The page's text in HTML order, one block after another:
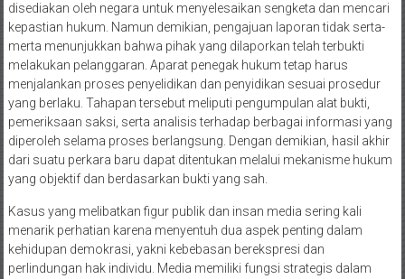
disediakan oleh negara untuk menyelesaikan sengketa dan mencari
kepastian hukum. Namun demikian, pengajuan laporan tidak serta-
merta menunjukkan bahwa pihak yang dilaporkan telah terbukti
melakukan pelanggaran. Aparat penegak hukum tetap harus
menjalankan proses penyelidikan dan penyidikan sesuai prosedur
yang berlaku. Tahapan tersebut meliputi pengumpulan alat bukti,
pemeriksaan saksi, serta analisis terhadap berbagai informasi yang
diperoleh selama proses berlangsung. Dengan demikian, hasil akhir
dari suatu perkara baru dapat ditentukan melalui mekanisme hukum
yang objektif dan berdasarkan bukti yang sah.
Kasus yang melibatkan figur publik dan insan media sering kali
menarik perhatian karena menyentuh dua aspek penting dalam
kehidupan demokrasi, yakni kebebasan berekspresi dan
perlindungan hak individu. Media memiliki fungsi strategis dalam